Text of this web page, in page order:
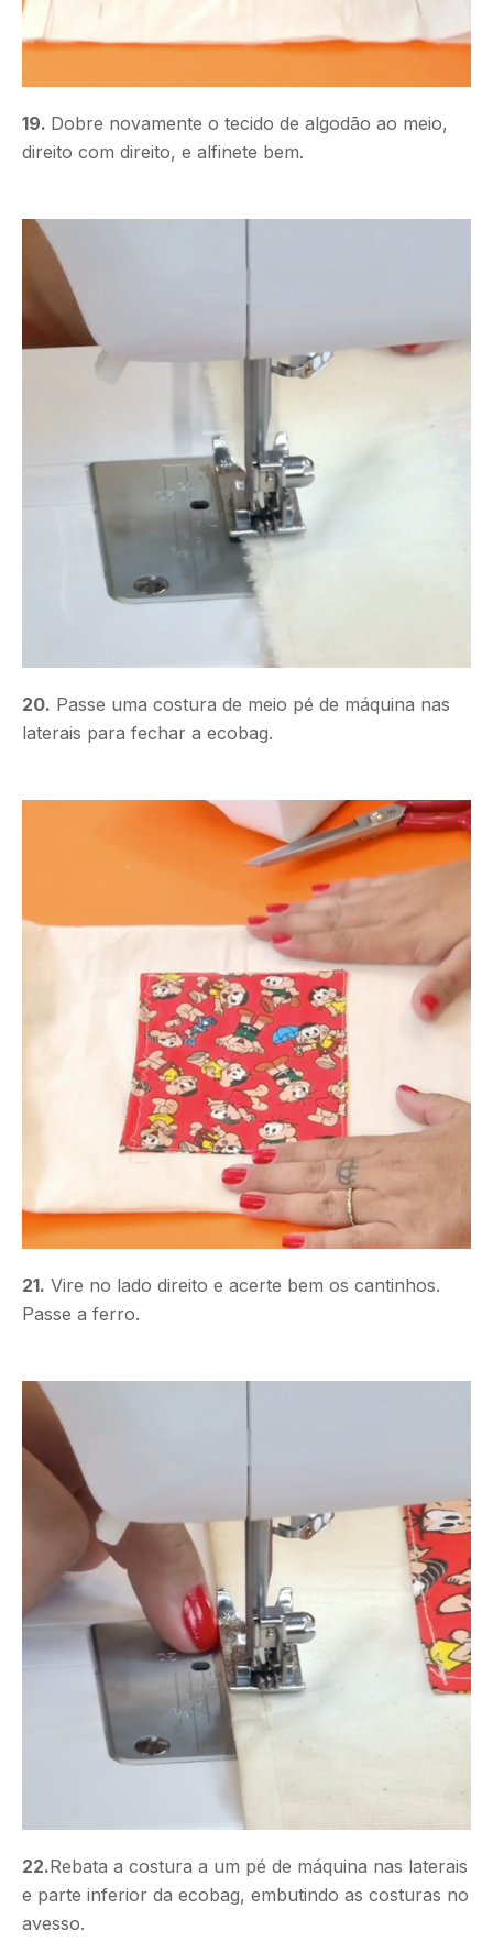
19. Dobre novamente o tecido de algodão ao meio,
direito com direito, e alfinete bem.
20. Passe uma costura de meio pé de máquina nas
laterais para fechar a ecobag.
21. Vire no lado direito e acerte bem os cantinhos.
Passe a ferro.
22.Rebata a costura a um pé de máquina nas laterais
e parte inferior da ecobag, embutindo as costuras no
avesso.